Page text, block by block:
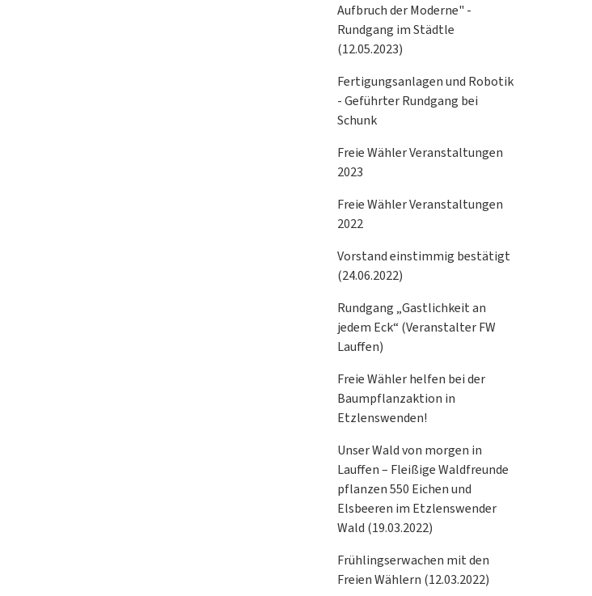
Aufbruch der Moderne" -
Rundgang im Städtle
(12.05.2023)
Fertigungsanlagen und Robotik
- Geführter Rundgang bei
Schunk
Freie Wähler Veranstaltungen
2023
Freie Wähler Veranstaltungen
2022
Vorstand einstimmig bestätigt
(24.06.2022)
Rundgang „Gastlichkeit an
jedem Eck“ (Veranstalter FW
Lauffen)
Freie Wähler helfen bei der
Baumpflanzaktion in
Etzlenswenden!
Unser Wald von morgen in
Lauffen – Fleißige Waldfreunde
pflanzen 550 Eichen und
Elsbeeren im Etzlenswender
Wald (19.03.2022)
Frühlingserwachen mit den
Freien Wählern (12.03.2022)